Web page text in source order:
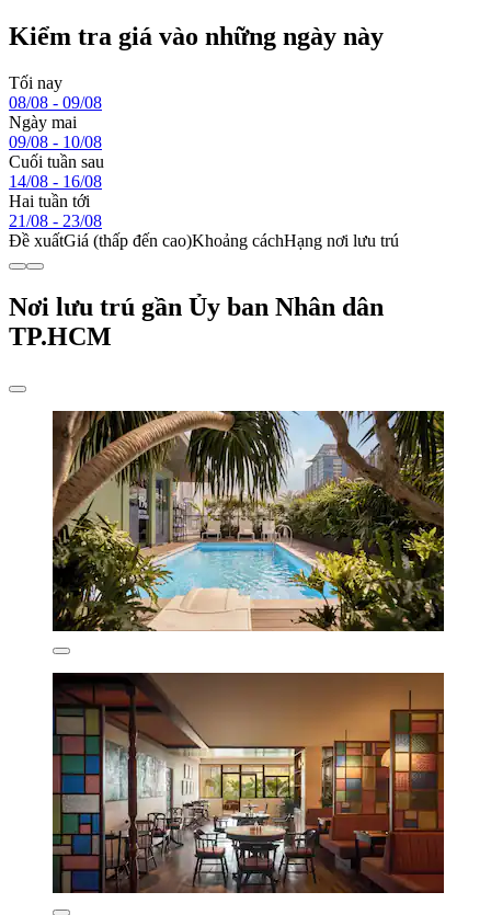
Kiểm tra giá vào những ngày này
Tối nay
08/08 - 09/08
Ngày mai
09/08 - 10/08
Cuối tuần sau
14/08 - 16/08
Hai tuần tới
21/08 - 23/08
Đề xuấtGiá (thấp đến cao)Khoảng cáchHạng nơi lưu trú
Nơi lưu trú gần Ủy ban Nhân dân
TP.HCM